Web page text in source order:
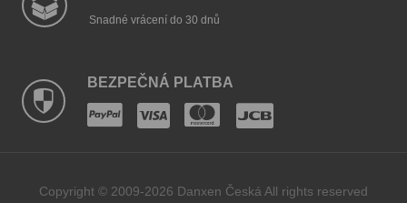
Snadné vrácení do 30 dnů
BEZPEČNÁ PLATBA
Copyright © 2009-2026 Danxen Česká All rights reserved